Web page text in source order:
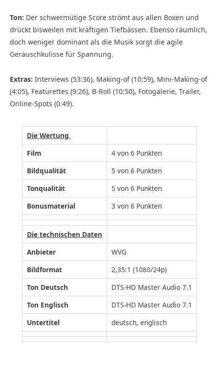
Ton: Der schwermütige Score strömt aus allen Boxen und
drückt bisweilen mit kräftigen Tiefbässen. Ebenso räumlich,
doch weniger dominant als die Musik sorgt die agile
Geräuschkulisse für Spannung.
Extras: Interviews (53:36), Making-of (10:59), Mini-Making-of
(4:05), Featurettes (9:26), B-Roll (10:50), Fotogalerie, Trailer,
Online-Spots (0:49).
Die Wertung
Film
4 von 6 Punkten
Bildqualität
5 von 6 Punkten
Tonqualität
5 von 6 Punkten
Bonusmaterial
3 von 6 Punkten
Die technischen Daten
Anbieter
WVG
Bildformat
2,35:1 (1080/24p)
Ton Deutsch
DTS-HD Master Audio 7.1
Ton Englisch
DTS-HD Master Audio 7.1
Untertitel
deutsch, englisch